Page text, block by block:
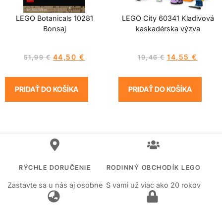
LEGO Botanicals 10281
Bonsaj
51,99€ 44,50 €
PRIDAŤ DO KOŠÍKA
LEGO City 60341 Kladivová
kaskadérska výzva
19,46€ 14,55€
PRIDAŤ DO KOŠÍKA
RÝCHLE DORUČENIE
Zastavte sa u nás aj osobne
RODINNÝ OBCHODÍK LEGO
S vami už viac ako 20 rokov